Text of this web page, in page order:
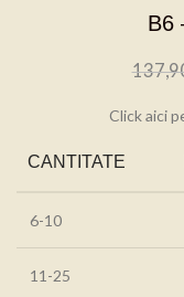
B6
Click aici
CANTITATE
6-10
11-25